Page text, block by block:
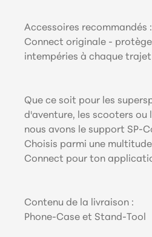
Accessoires recommandés
Connect originale -
intempéries à chaque trajet
Que ce soit pour les
d'aventure, les scooters ou
nous avons le support SP-
Choisis parmi une
Connect pour ton
Contenu de la livraison :
Phone-Case et Stand-Tool